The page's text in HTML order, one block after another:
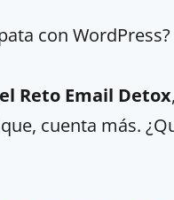
con WordPress?
el Reto Email Detox,
cuenta más.